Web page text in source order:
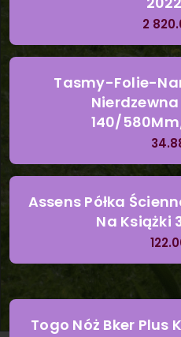
2
Tasmy-Folie-
140/
Assens Półka
Na Książki
Togo Nóż Bker Plus